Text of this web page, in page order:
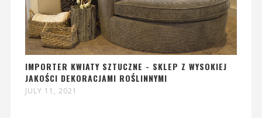
IMPORTER KWIATY SZTUCZNE - SKLEP Z WYSOKIEJ
JAKOŚCI DEKORACJAMI ROŚLINNYMI
JULY 11, 2021